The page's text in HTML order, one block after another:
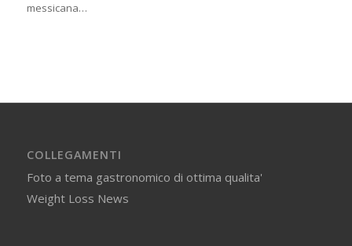
messicana…
COLLEGAMENTI
Foto a tema gastronomico di ottima qualita'
Weight Loss News